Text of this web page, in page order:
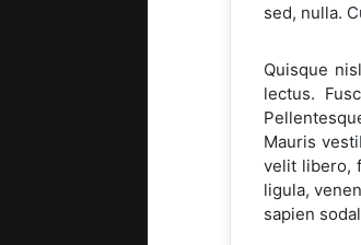
sed, nulla.
Quisque
lectus.
Mauris
velit libero,
ligula,
sapien